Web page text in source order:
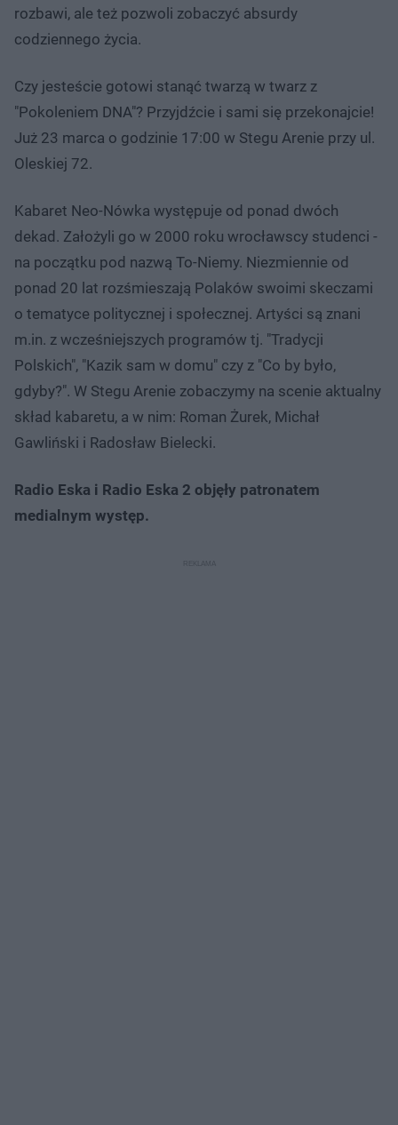
rozbawi, ale też pozwoli zobaczyć absurdy
codziennego życia.
Czy jesteście gotowi stanąć twarzą w twarz z
"Pokoleniem DNA"? Przyjdźcie i sami się przekonajcie!
Już 23 marca o godzinie 17:00 w Stegu Arenie przy ul.
Oleskiej 72.
Kabaret Neo-Nówka występuje od ponad dwóch
dekad. Założyli go w 2000 roku wrocławscy studenci -
na początku pod nazwą To-Niemy. Niezmiennie od
ponad 20 lat rozśmieszają Polaków swoimi skeczami
o tematyce politycznej i społecznej. Artyści są znani
m.in. z wcześniejszych programów tj. "Tradycji
Polskich", "Kazik sam w domu" czy z "Co by było,
gdyby?". W Stegu Arenie zobaczymy na scenie aktualny
skład kabaretu, a w nim: Roman Żurek, Michał
Gawliński i Radosław Bielecki.
Radio Eska i Radio Eska 2 objęły patronatem
medialnym występ.